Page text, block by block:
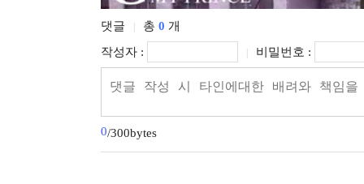
댓글 총 0 개
작성자 :
비밀번호 :
0/300bytes